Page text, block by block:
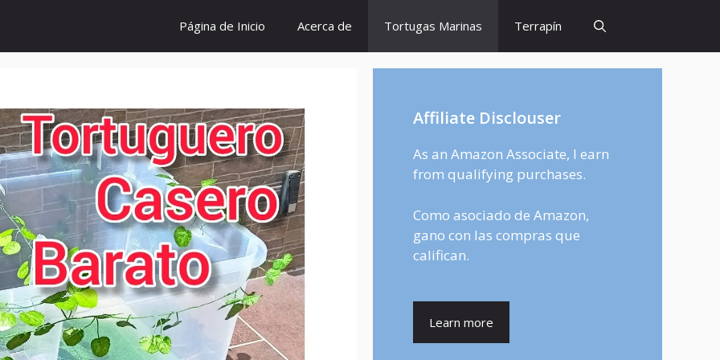
Página de Inicio Acerca de Tortugas Marinas Terrapín
Affiliate Disclouser
As an Amazon Associate, I earn
from qualifying purchases.
Como asociado de Amazon,
gano con las compras que
califican.
Learn more